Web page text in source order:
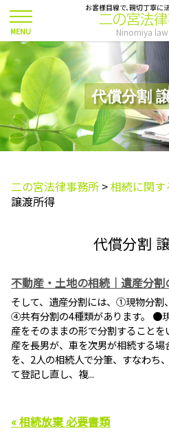
代償分割
お客様目線で、親切丁寧に
二の宮法
Ninomiya
二の宮法律事務所 >相続に関す
譲渡所得
代償分割
不動産・土地の相続｜遺産分
そして、遺産分割には、①現物分
④共有分割の4種類があります。 ●
産をそのままの形で分割すること
産を長男が、車を次男が相続する
を、2人の相続人で分筆、すなわち
て登記し直し、複...
« 相続放棄 必要書類